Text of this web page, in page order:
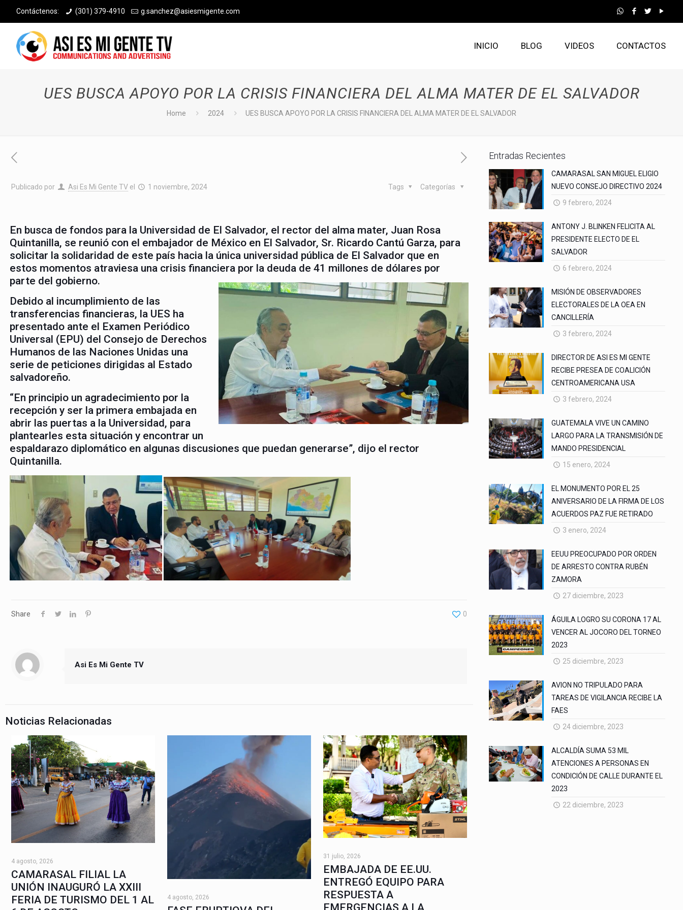
Contáctenos: (301) 379-4910 g.sanchez@asiesmigente.com
INICIO BLOG VIDEOS CONTACTOS
UES BUSCA APOYO POR LA CRISIS FINANCIERA DEL ALMA MATER DE EL SALVADOR
Home 2024 UES BUSCA APOYO POR LA CRISIS FINANCIERA DEL ALMA MATER DE EL SALVADOR
Publicado por Asi Es Mi Gente TV el 1 noviembre, 2024 Categorías
Tags
En busca de fondos para la Universidad de El Salvador, el rector del alma mater, Juan Rosa
Quintanilla, se reunió con el embajador de México en El Salvador, Sr. Ricardo Cantú Garza, para
solicitar la solidaridad de este país hacia la única universidad pública de El Salvador que en
estos momentos atraviesa una crisis financiera por la deuda de 41 millones de dólares por
parte del gobierno.
Debido al incumplimiento de las
transferencias financieras, la UES ha
presentado ante el Examen Periódico
Universal (EPU) del Consejo de Derechos
Humanos de las Naciones Unidas una
serie de peticiones dirigidas al Estado
salvadoreño.
“En principio un agradecimiento por la
recepción y ser la primera embajada en
abrir las puertas a la Universidad, para
plantearles esta situación y encontrar un
espaldarazo diplomático en algunas discusiones que puedan generarse”, dijo el rector
Quintanilla.
Share 0
Asi Es Mi Gente TV
Noticias Relacionadas
4 agosto, 2026
CAMARASAL FILIAL LA
UNIÓN INAUGURÓ LA XXIII
FERIA DE TURISMO DEL 1 AL
4 agosto, 2026
31 julio, 2026
EMBAJADA DE EE.UU.
ENTREGÓ EQUIPO PARA
RESPUESTA A
EMERGENCIAS A LA
Entradas Recientes
CAMARASAL SAN MIGUEL ELIGIO
NUEVO CONSEJO DIRECTIVO 2024
9 febrero, 2024
ANTONY J. BLINKEN FELICITA AL
PRESIDENTE ELECTO DE EL
SALVADOR
6 febrero, 2024
MISIÓN DE OBSERVADORES
ELECTORALES DE LA OEA EN
CANCILLERÍA
3 febrero, 2024
DIRECTOR DE ASI ES MI GENTE
RECIBE PRESEA DE COALICIÓN
CENTROAMERICANA USA
3 febrero, 2024
GUATEMALA VIVE UN CAMINO
LARGO PARA LA TRANSMISIÓN DE
MANDO PRESIDENCIAL
15 enero, 2024
EL MONUMENTO POR EL 25
ANIVERSARIO DE LA FIRMA DE LOS
ACUERDOS PAZ FUE RETIRADO
3 enero, 2024
EEUU PREOCUPADO POR ORDEN
DE ARRESTO CONTRA RUBÉN
ZAMORA
27 diciembre, 2023
ÁGUILA LOGRO SU CORONA 17 AL
VENCER AL JOCORO DEL TORNEO
2023
25 diciembre, 2023
AVION NO TRIPULADO PARA
TAREAS DE VIGILANCIA RECIBE LA
FAES
24 diciembre, 2023
ALCALDÍA SUMA 53 MIL
ATENCIONES A PERSONAS EN
CONDICIÓN DE CALLE DURANTE EL
2023
22 diciembre, 2023